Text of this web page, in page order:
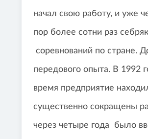
начал свою работу, и уже
пор более сотни раз
соревнований по стране.
передового опыта. В 1992
время предприятие
существенно сокращены
через четыре года было